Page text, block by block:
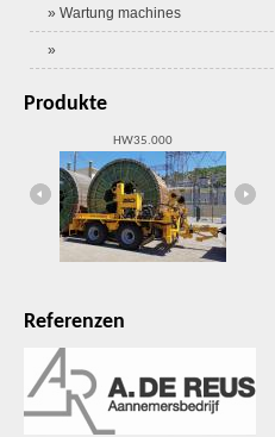
» Wartung machines
»
Produkte
HW35.000
Referenzen